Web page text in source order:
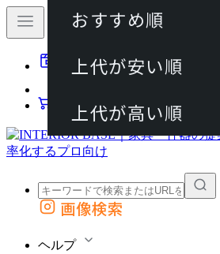
動画マニュアル
カート
外部サイトの商品をカートに追加
画像検索
ヘルプ
おすすめ順
上代が安い順
上代が高い順